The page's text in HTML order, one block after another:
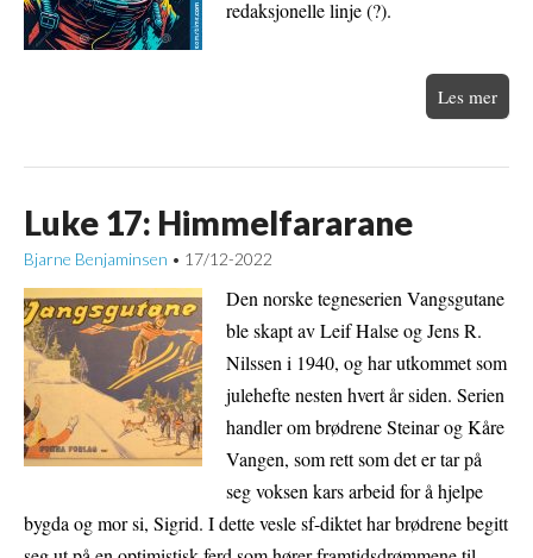
redaksjonelle linje (?).
Les mer
Luke 17: Himmelfararane
Bjarne Benjaminsen • 17/12-2022
Den norske tegneserien Vangsgutane
ble skapt av Leif Halse og Jens R.
Nilssen i 1940, og har utkommet som
julehefte nesten hvert år siden. Serien
handler om brødrene Steinar og Kåre
Vangen, som rett som det er tar på
seg voksen kars arbeid for å hjelpe
bygda og mor si, Sigrid. I dette vesle sf-diktet har brødrene begitt